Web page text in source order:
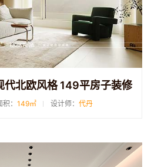
代北欧风格 149平房子装修
积： 149㎡ 设计师： 代丹